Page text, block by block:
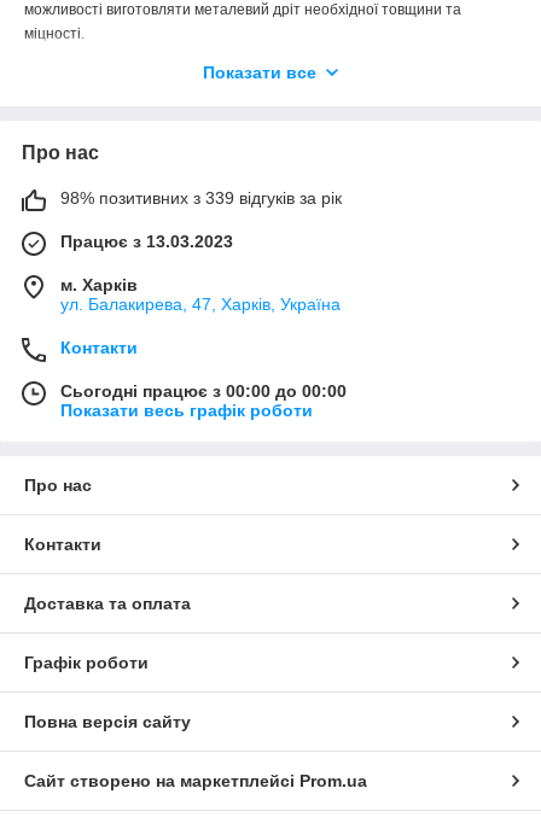
можливості виготовляти металевий дріт необхідної товщини та
міцності.
Конструкція сучасної класичної гітари майже не відрізняється
товстішого комплекту металевих струн становить майже 67 кг,
Природно, що через збільшене навантаження гриф
а кілки та поріжки — пошкодитися або розкришуватися.
Крім того, навіть якщо інструмент і витримає таке
задиральне, повноцінного звучання фолк гітари ви однаково
на неї металевими струнами, не будуватиме по ладах.
Показати все
Про нас
98% позитивних з 339 відгуків за рік
Працює з 13.03.2023
м. Харків
ул. Балакирева, 47, Харків, Україна
Контакти
Сьогодні працює з 00:00 до 00:00
Показати весь графік роботи
Про нас
Контакти
Доставка та оплата
Графік роботи
Повна версія сайту
Сайт створено на маркетплейсі Prom.ua